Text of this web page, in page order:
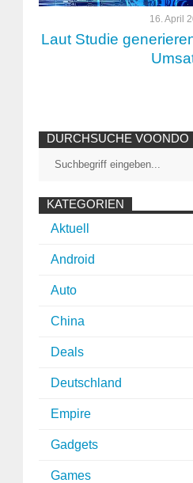
16. April
Laut Studie
DURCHSUCHE VOONDO
KATEGORIEN
Aktuell
Android
Auto
China
Deals
Deutschland
Empire
Gadgets
Games